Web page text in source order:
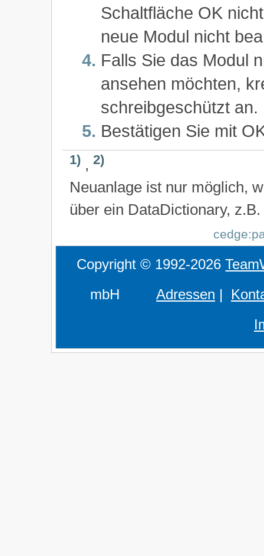
Schaltfläche OK
neue Modul nicht
Falls Sie das Modul
ansehen möchten,
schreibgeschützt an.
Bestätigen Sie mit
1), 2)
Neuanlage ist nur möglich,
über ein DataDictionary,
Copyright © 1992-2026
mbH Adressen |